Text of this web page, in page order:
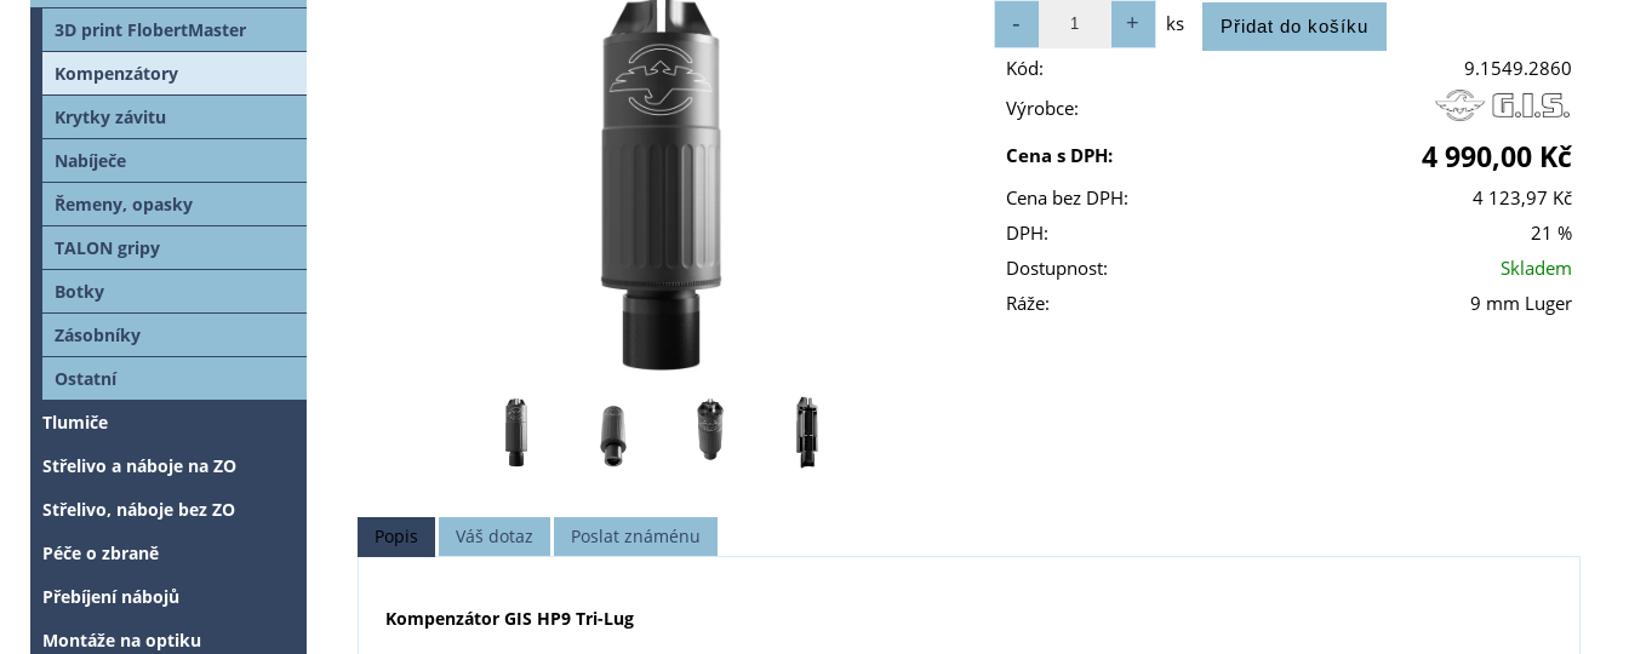
ks
Kód:
9.1549.2860
Výrobce:
Cena s DPH:
4 990,00 Kč
Cena bez DPH:
4 123,97 Kč
DPH:
21 %
Dostupnost:
Skladem
Ráže:
9 mm Luger
Popis Váš dotaz Poslat známénu
Kompenzátor GIS HP9 Tri-Lug
3D print FlobertMaster
Kompenzátory
Krytky závitu
Nabíječe
Řemeny, opasky
TALON gripy
Botky
Zásobníky
Ostatní
Tlumiče
Střelivo a náboje na ZO
Střelivo, náboje bez ZO
Péče o zbraně
Přebíjení nábojů
Montáže na optiku